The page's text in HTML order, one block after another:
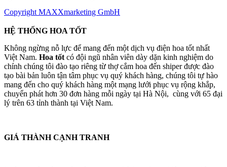
Copyright MAXXmarketing GmbH
HỆ THỐNG HOA TỐT
Không ngừng nỗ lực để mang đến một dịch vụ điện hoa tốt nhất
Việt Nam. Hoa tốt có đội ngũ nhân viên dày dặn kinh nghiệm do
chính chúng tôi đào tạo riêng từ thợ cắm hoa đến shiper được đào
tạo bài bản luôn tận tâm phục vụ quý khách hàng, chúng tôi tự hào
mang đến cho quý khách hàng một mạng lưới phục vụ rộng khắp,
chuyển phát hơn 30 đơn hàng mỗi ngày tại Hà Nội, cùng với 65 đại
lý trên 63 tỉnh thành tại Việt Nam.
GIÁ THÀNH CẠNH TRANH